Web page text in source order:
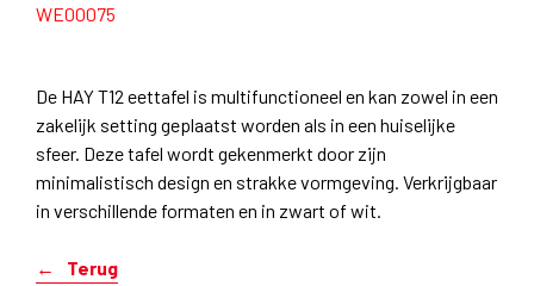
WE00075
De HAY T12 eettafel is multifunctioneel en kan zowel in een
zakelijk setting geplaatst worden als in een huiselijke
sfeer. Deze tafel wordt gekenmerkt door zijn
minimalistisch design en strakke vormgeving. Verkrijgbaar
in verschillende formaten en in zwart of wit.
Terug